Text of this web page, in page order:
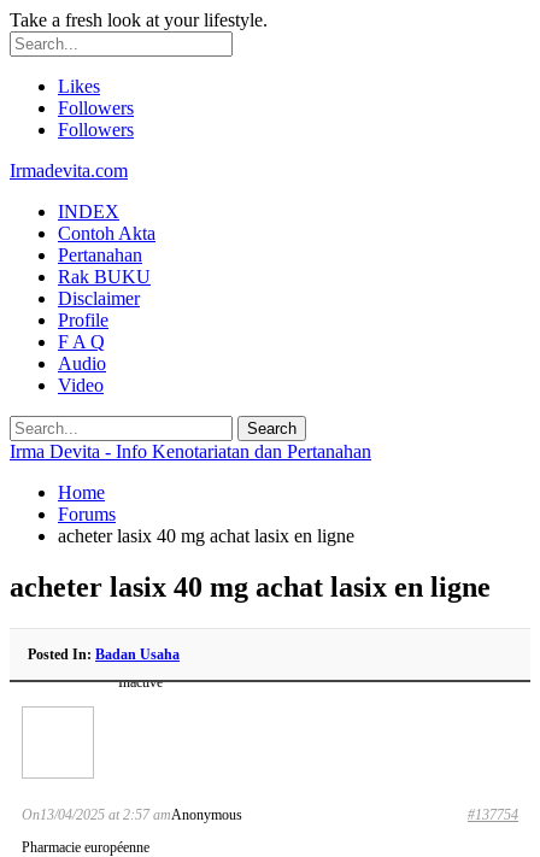
Take a fresh look at your lifestyle.
Likes
Followers
Followers
Irmadevita.com
INDEX
Contoh Akta
Pertanahan
Rak BUKU
Disclaimer
Profile
F A Q
Audio
Video
Irma Devita - Info Kenotariatan dan Pertanahan
Home
Forums
acheter lasix 40 mg achat lasix en ligne
acheter lasix 40 mg achat lasix en ligne
Posted In: Badan Usaha
Inactive
Anonymous
On13/04/2025 at 2:57 am
#137754
Pharmacie européenne